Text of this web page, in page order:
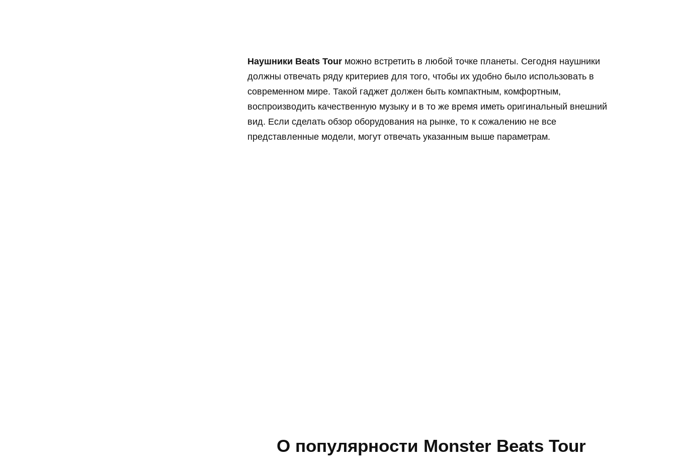
Наушники Beats Tour можно встретить в любой точке планеты. Сегодня наушники
должны отвечать ряду критериев для того, чтобы их удобно было использовать в
современном мире. Такой гаджет должен быть компактным, комфортным,
воспроизводить качественную музыку и в то же время иметь оригинальный внешний
вид. Если сделать обзор оборудования на рынке, то к сожалению не все
представленные модели, могут отвечать указанным выше параметрам.
О популярности Monster Beats Tour